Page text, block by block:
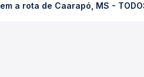
Na Quero Passagem você
a rota de Caarapó, MS -